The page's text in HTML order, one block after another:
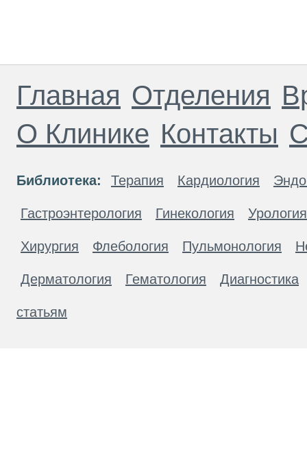
Главная Отделения
О Клинике Контакты
Библиотека: Терапия Кардиология
Гастроэнтерология Гинекология Урология
Хирургия Флебология Пульмонология
Дерматология Гематология Диагностика
статьям